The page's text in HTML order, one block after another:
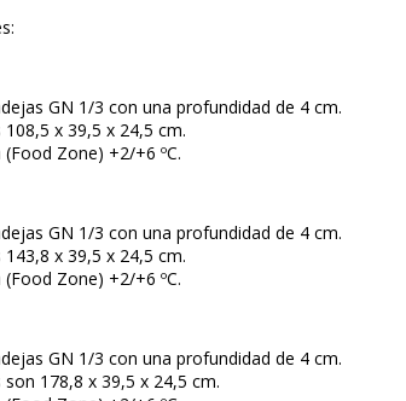
GN 1/3 con una profundidad de 4 cm.
x 39,5 x 24,5 cm.
Zone) +2/+6 ºC.
GN 1/3 con una profundidad de 4 cm.
x 39,5 x 24,5 cm.
Zone) +2/+6 ºC.
GN 1/3 con una profundidad de 4 cm.
178,8 x 39,5 x 24,5 cm.